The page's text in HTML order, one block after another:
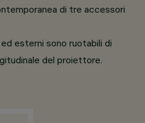
di tre accessori
esterni sono ruotabili di
del proiettore.